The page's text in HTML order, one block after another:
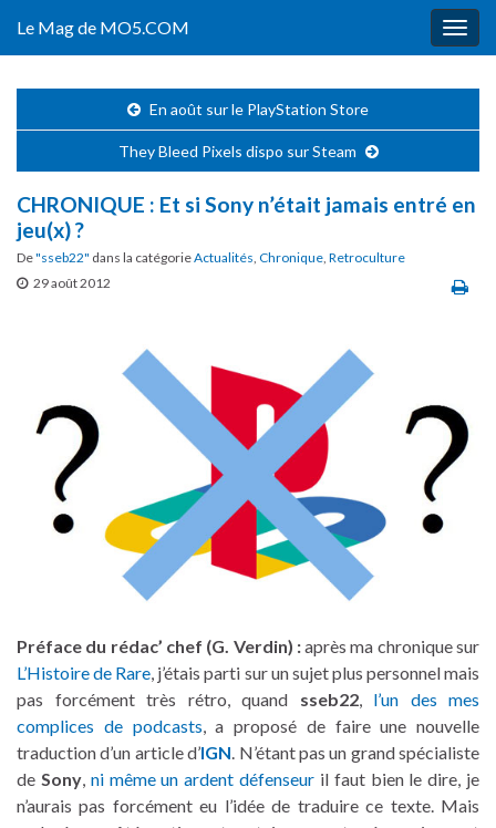
Le Mag de MO5.COM
En août sur le PlayStation Store
They Bleed Pixels dispo sur Steam
CHRONIQUE : Et si Sony n’était jamais entré en
jeu(x) ?
De"sseb22" dans la catégorieActualités, Chronique, Retroculture
29 août 2012
Préface du rédac’ chef (G. Verdin) :après ma chronique sur
L’Histoire de Rare , j’étais parti sur un sujet plus personnel mais
pas forcément très rétro, quand sseb22, l’un des mes
complices de podcasts , a proposé de faire une nouvelle
traduction d’un article d’IGN . N’étant pas un grand spécialiste
de Sony, ni même un ardent défenseur il faut bien le dire, je
n’aurais pas forcément eu l’idée de traduire ce texte. Mais